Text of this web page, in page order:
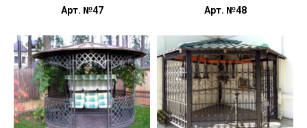
Арт. №47 Арт. №48